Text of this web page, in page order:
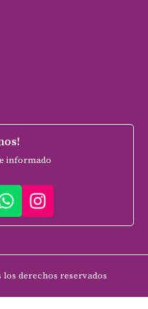
informado
derechos reservados